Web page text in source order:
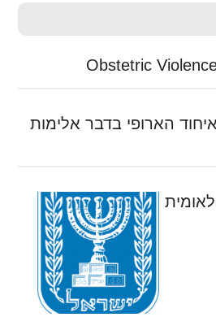
הארופי בדבר אלימות